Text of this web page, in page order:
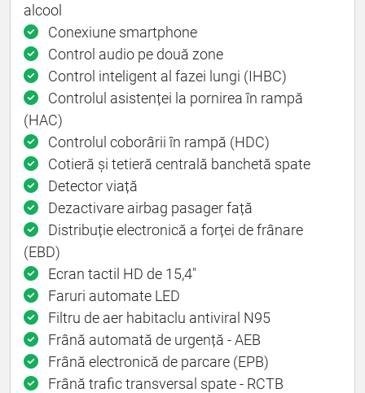
alcool
Conexiune smartphone
Control audio pe două zone
Control inteligent al fazei lungi (IHBC)
Controlul asistenței la pornirea în rampă
(HAC)
Controlul coborârii în rampă (HDC)
Cotieră și tetieră centrală banchetă spate
Detector viață
Dezactivare airbag pasager față
Distribuție electronică a forței de frânare
(EBD)
Ecran tactil HD de 15,4"
Faruri automate LED
Filtru de aer habitaclu antiviral N95
Frână automată de urgență - AEB
Frână electronică de parcare (EPB)
Frână trafic transversal spate - RCTB